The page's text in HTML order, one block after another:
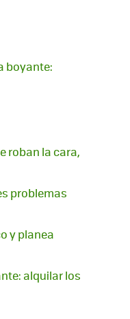
boyante:
roban la cara,
problemas
y planea
alquilar los